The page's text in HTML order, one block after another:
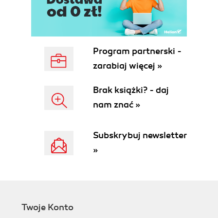
Configure OAE for CSS, Property, and
JavaScript Changes
Modifying Labels in the User Interface
Internationalization and Localization
Changing the CSS: Paint It Pink
Changing Drop-Down Menus
Troubleshooting
Change the Landing Page
5. LDAP Integration
Set Up a Mini LDAP Instance
Settings
Program partnerski -
zarabiaj więcej »
Brak książki? - daj
nam znać »
Subskrybuj newsletter
»
Twoje Konto